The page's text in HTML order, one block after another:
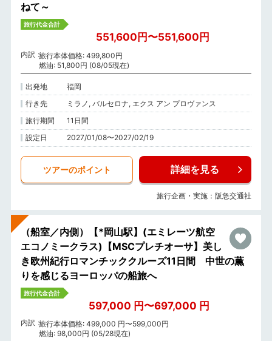
ねて～
旅行代金合計
551,600円〜551,600円
内訳 旅行本体価格: 499,800円
燃油: 51,800円 (08/05現在)
出発地
福岡
行き先
ミラノ, バルセロナ, エクス アン プロヴァンス
旅行期間
11日間
設定日
2027/01/08〜2027/02/19
ツアーのポイント 詳細を見る
旅行企画・実施：阪急交通社
（船室／内側）【*岡山駅】(エミレーツ航空
エコノミークラス)【MSCプレチオーサ】美し
き欧州紀行ロマンチッククルーズ11日間 中世の薫
りを感じるヨーロッパの船旅へ
旅行代金合計
597,000 円〜697,000 円
内訳 旅行本体価格: 499,000 円〜599,000円
燃油: 98,000円 (05/28現在)